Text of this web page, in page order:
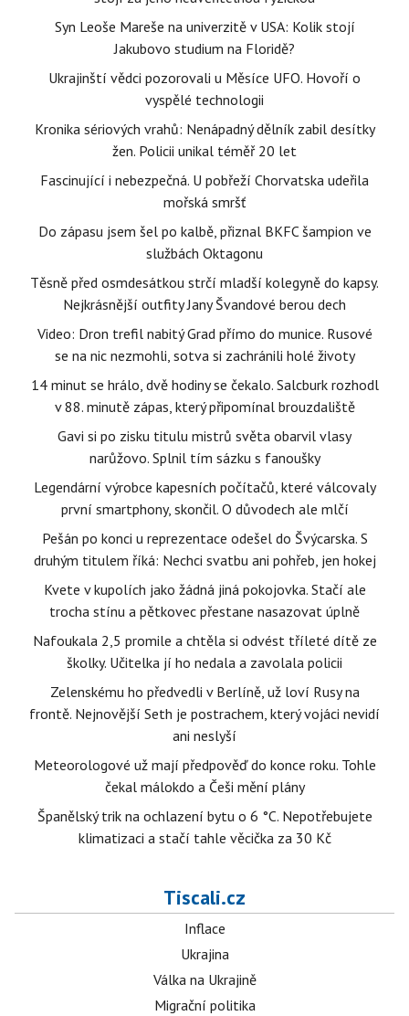
Syn Leoše Mareše na univerzitě v USA: Kolik stojí
Jakubovo studium na Floridě?
Ukrajinští vědci pozorovali u Měsíce UFO. Hovoří o
vyspělé technologii
Kronika sériových vrahů: Nenápadný dělník zabil desítky
žen. Policii unikal téměř 20 let
Fascinující i nebezpečná. U pobřeží Chorvatska udeřila
mořská smršť
Do zápasu jsem šel po kalbě, přiznal BKFC šampion ve
službách Oktagonu
Těsně před osmdesátkou strčí mladší kolegyně do kapsy.
Nejkrásnější outfity Jany Švandové berou dech
Video: Dron trefil nabitý Grad přímo do munice. Rusové
se na nic nezmohli, sotva si zachránili holé životy
14 minut se hrálo, dvě hodiny se čekalo. Salcburk rozhodl
v 88. minutě zápas, který připomínal brouzdaliště
Gavi si po zisku titulu mistrů světa obarvil vlasy
narůžovo. Splnil tím sázku s fanoušky
Legendární výrobce kapesních počítačů, které válcovaly
první smartphony, skončil. O důvodech ale mlčí
Pešán po konci u reprezentace odešel do Švýcarska. S
druhým titulem říká: Nechci svatbu ani pohřeb, jen hokej
Kvete v kupolích jako žádná jiná pokojovka. Stačí ale
trocha stínu a pětkovec přestane nasazovat úplně
Nafoukala 2,5 promile a chtěla si odvést tříleté dítě ze
školky. Učitelka jí ho nedala a zavolala policii
Zelenskému ho předvedli v Berlíně, už loví Rusy na
frontě. Nejnovější Seth je postrachem, který vojáci nevidí
ani neslyší
Meteorologové už mají předpověď do konce roku. Tohle
čekal málokdo a Češi mění plány
Španělský trik na ochlazení bytu o 6 °C. Nepotřebujete
klimatizaci a stačí tahle věcička za 30 Kč
Tiscali.cz
Inflace
Ukrajina
Válka na Ukrajině
Migrační politika